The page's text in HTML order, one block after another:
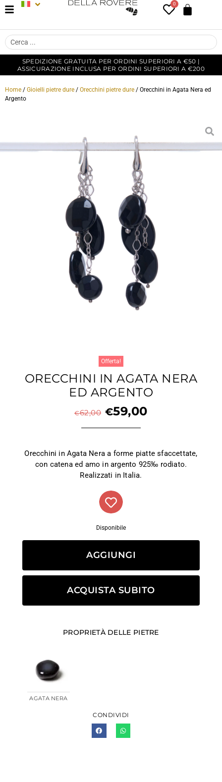
0
SPEDIZIONE GRATUITA PER ORDINI SUPERIORI A €50 |
ASSICURAZIONE INCLUSA PER ORDINI SUPERIORI A €200
Home / Gioielli pietre dure / Orecchini pietre dure / Orecchini in Agata Nera ed
Argento
Offerta!
ORECCHINI IN AGATA NERA
ED ARGENTO
€62,00 €59,00
Orecchini in Agata Nera a forme piatte sfaccettate,
con catena ed amo in argento 925‰ rodiato.
Realizzati in Italia.
Disponibile
AGGIUNGI
ACQUISTA SUBITO
PROPRIETÀ DELLE PIETRE
AGATA NERA
CONDIVIDI